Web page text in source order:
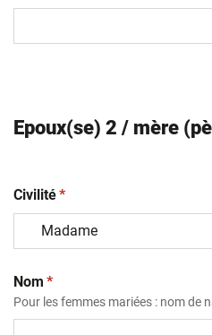
Epoux(se) 2 / mère
Civilité(obligatoire)
*
Nom (obligatoire)
*
Pour les femmes mariées : nom de